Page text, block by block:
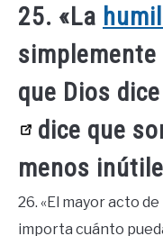
25. «La
que Dios
dice que
menos
26. «El mayor acto
importa cuánto